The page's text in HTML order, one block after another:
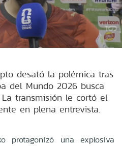
desató la polémica tras
del Mundo 2026 busca
transmisión le cortó el
en plena entrevista.
protagonizó una explosiva